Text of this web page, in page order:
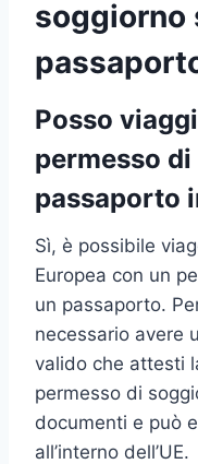
soggiorno
Posso
permesso
passaporto
Sì, è possibile
Europea con un
un passaporto.
necessario avere
valido che attesti
permesso di
documenti e può
all’interno dell’UE.